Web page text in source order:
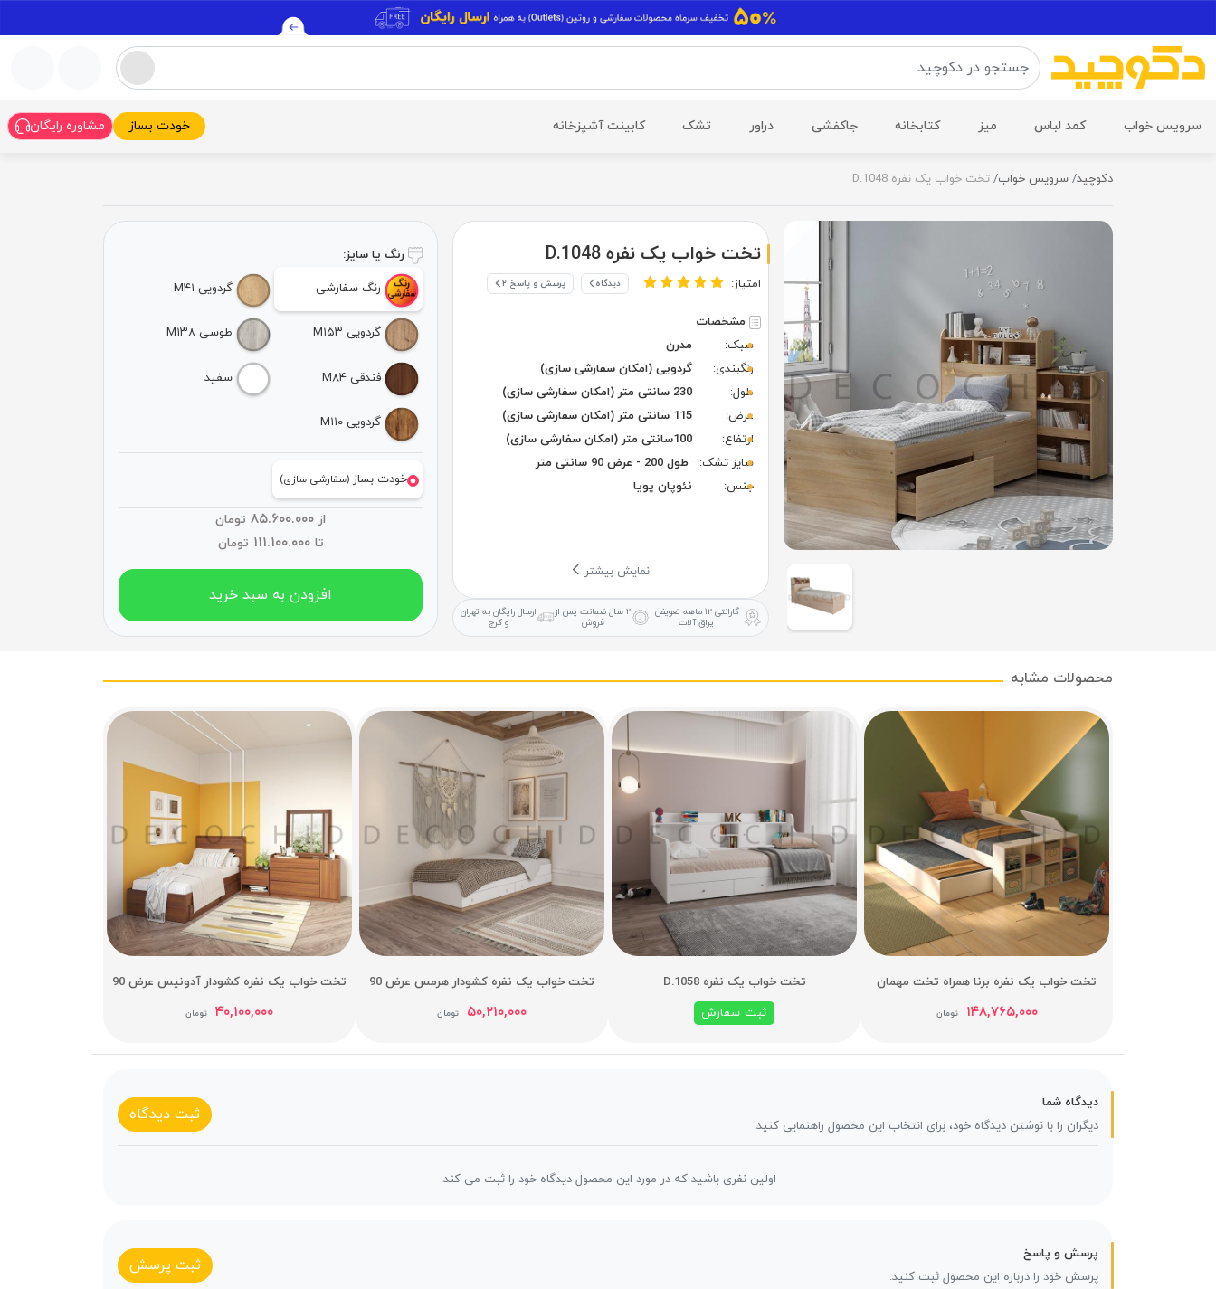
سرویس خواب کمد لباس میز کتابخانه جاکفشی دراور تشک کابینت آشپزخانه خودت بساز مشاوره رایگان
دکوچید سرویس خواب تخت خواب یک نفره D.1048
تخت خواب یک نفره D.1048
امتیاز: دیدگاه پرسش و پاسخ ۲
مشخصات
سبک:
مدرن
رنگبندی:
گردویی (امکان سفارشی سازی)
طول:
230 سانتی متر (امکان سفارشی سازی)
عرض:
115 سانتی متر (امکان سفارشی سازی)
ارتفاع:
100سانتی متر (امکان سفارشی سازی)
سایز تشک:
طول 200 - عرض 90 سانتی متر
جنس:
نئوپان پویا
نمایش بیشتر
گارانتی ۱۲ ماهه
تعویض
یراق آلات
۲ سال ضمانت
پس از
فروش
ارسال رایگان به تهران
و کرج
رنگ یا سایز:
رنگ سفارشی گردویی M۴۱
گردویی M۱۵۳ طوسی M۱۳۸
فندقی M۸۴ سفید
گردویی M۱۱۰
خودت بساز(سفارشی سازی)
از
تومان
تا ۱۱۱.۱۰۰.۰۰۰ تومان
افزودن به سبد خرید
محصولات مشابه
تخت خواب یک نفره برنا همراه تخت مهمان
۱۴۸,۷۶۵,۰۰۰ تومان
تخت خواب یک نفره D.1058
ثبت سفارش
تخت خواب یک نفره کشودار هرمس عرض 90
۵۰,۲۱۰,۰۰۰ تومان
تخت خواب یک نفره کشودار آدونیس عرض 90
۴۰,۱۰۰,۰۰۰ تومان
دیدگاه شما
دیگران را با نوشتن دیدگاه خود، برای انتخاب این محصول راهنمایی کنید.
ثبت دیدگاه
اولین نفری باشید که در مورد این محصول دیدگاه خود را ثبت می کند.
پرسش و پاسخ
پرسش خود را درباره این محصول ثبت کنید.
ثبت پرسش